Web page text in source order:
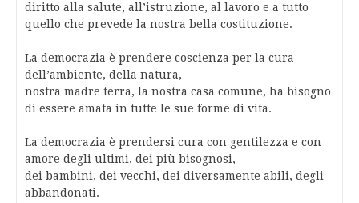
diritto alla salute, all’istruzione, al lavoro e a tutto
quello che prevede la nostra bella costituzione.
La democrazia è prendere coscienza per la cura
dell’ambiente, della natura,
nostra madre terra, la nostra casa comune, ha bisogno
di essere amata in tutte le sue forme di vita.
La democrazia è prendersi cura con gentilezza e con
amore degli ultimi, dei più bisognosi,
dei bambini, dei vecchi, dei diversamente abili, degli
abbandonati.